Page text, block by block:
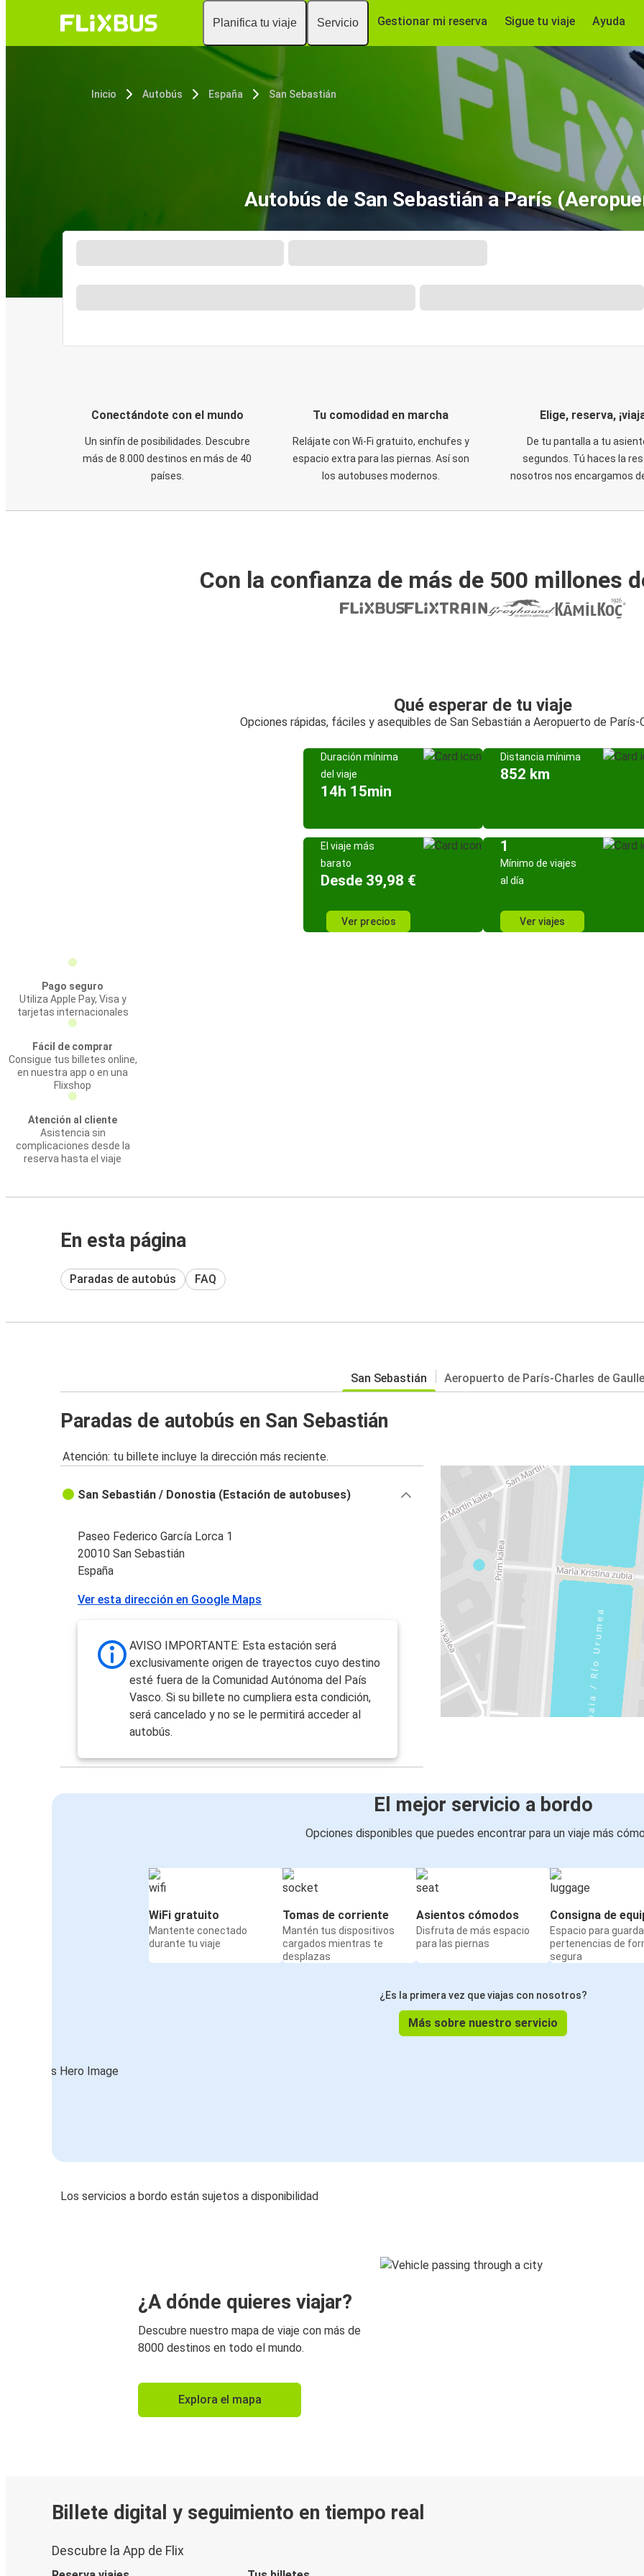
Planifica tu viaje Servicio Gestionar mi reserva Sigue tu viaje Ayuda
Inicio Autobús España San Sebastián
Autobús de San Sebastián a París
Conectándote con el mundo
Un sinfín de posibilidades. Descubre
más de 8.000 destinos en más de 40
países.
Tu comodidad en marcha
Relájate con Wi-Fi gratuito, enchufes y
espacio extra para las piernas. Así son
los autobuses modernos.
Elige, reserva,
De tu pantalla a tu
segundos. Tú haces la
nosotros nos encargamos
Con la confianza de más de 500 millones
Qué esperar de tu viaje
Opciones rápidas, fáciles y asequibles de San Sebastián a Aeropuerto de París-
Duración mínima
del viaje
14h 15min
Distancia mínima
852 km
El viaje más
barato
Desde 39,98 €
Ver precios
1
Mínimo de viajes
al día
Ver viajes
Pago seguro
Utiliza Apple Pay, Visa y
tarjetas internacionales
Fácil de comprar
Consigue tus billetes online,
en nuestra app o en una
Flixshop
Atención al cliente
Asistencia sin
complicaciones desde la
reserva hasta el viaje
En esta página
Paradas de autobús FAQ
San Sebastián Aeropuerto de París-Charles de Gaulle
Paradas de autobús en San Sebastián
Atención: tu billete incluye la dirección más reciente.
San Sebastián / Donostia (Estación de autobuses)
Paseo Federico García Lorca 1
20010 San Sebastián
España
Ver esta dirección en Google Maps
AVISO IMPORTANTE: Esta estación será
exclusivamente origen de trayectos cuyo destino
esté fuera de la Comunidad Autónoma del País
Vasco. Si su billete no cumpliera esta condición,
será cancelado y no se le permitirá acceder al
autobús.
El mejor servicio a bordo
Opciones disponibles que puedes encontrar para un viaje más
WiFi gratuito
Mantente conectado
durante tu viaje
Tomas de corriente
Mantén tus dispositivos
cargados mientras te
desplazas
Asientos cómodos
Disfruta de más espacio
para las piernas
Consigna de
Espacio para
pertenencias de
segura
¿Es la primera vez que viajas con nosotros?
Más sobre nuestro servicio
Los servicios a bordo están sujetos a disponibilidad
¿A dónde quieres viajar?
Descubre nuestro mapa de viaje con más de
8000 destinos en todo el mundo.
Explora el mapa
Billete digital y seguimiento en tiempo real
Descubre la App de Flix